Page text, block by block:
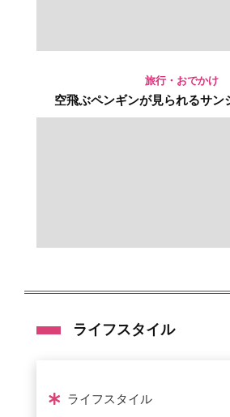
旅行・おでかけ
空飛ぶペンギンが見られるサン
ライフスタイル
ライフスタイル